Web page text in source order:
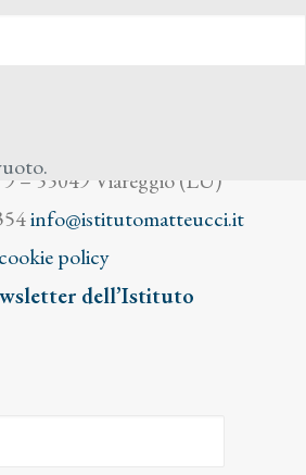
– 55049 Viareggio (LU)
info@istitutomatteucci.it
cookie policy
dell’Istituto